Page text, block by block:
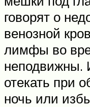
говорят о
венозной
лимфы во
неподвижны.
отекать при
ночь или